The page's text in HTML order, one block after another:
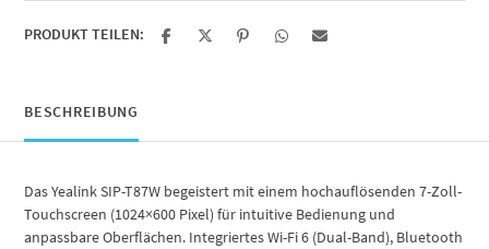
PRODUKT TEILEN:
BESCHREIBUNG
Das Yealink SIP-T87W begeistert mit einem hochauflösenden 7-Zoll-
Touchscreen (1024×600 Pixel) für intuitive Bedienung und
anpassbare Oberflächen. Integriertes Wi-Fi 6 (Dual-Band), Bluetooth